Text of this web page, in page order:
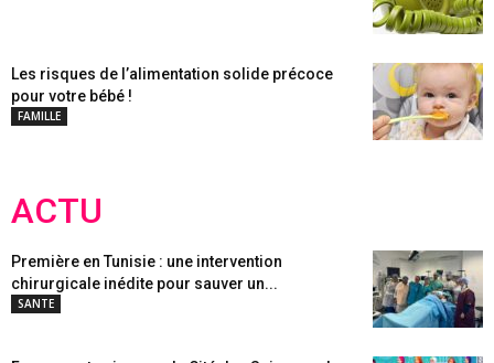
Les risques de l’alimentation solide précoce
pour votre bébé !
FAMILLE
ACTU
Première en Tunisie : une intervention
chirurgicale inédite pour sauver un...
SANTE